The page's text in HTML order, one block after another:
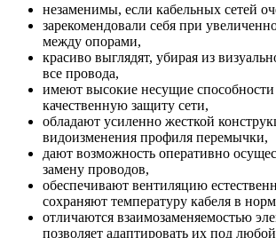
незаменимы, если кабельных сетей
зарекомендовали себя при
между опорами,
красиво выглядят, убирая из
все провода,
имеют высокие несущие
качественную защиту сети,
обладают усиленно жесткой
видоизменения профиля перемычки,
дают возможность оперативно
замену проводов,
обеспечивают вентиляцию
сохраняют температуру кабеля в
отличаются взаимозаменяемостью
позволяет адаптировать их под